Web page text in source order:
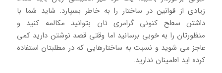
زیادی از قوانین در ساختار را به خاطر بسپارد. شاید شما با
داشتن سطح کنونی گرامری تان بتوانید مکالمه کنید و
منظورتان را به خوبی برسانید اما وقتی قصد نوشتن دارید کمی
عاجز می شوید و نسبت به ساختارهایی که در مطلبتان استفاده
کرده اید اطمینان ندارید.